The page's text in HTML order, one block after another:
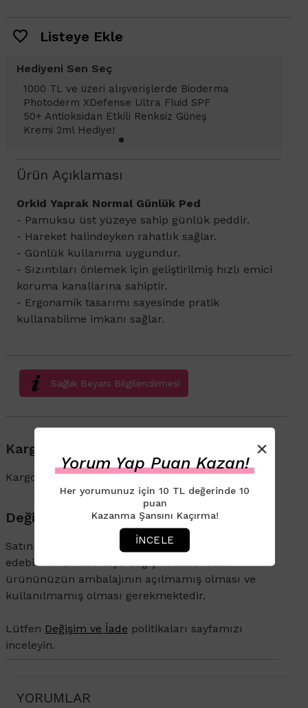
Listeye Ekle
Hediyeni Sen Seç
1000 TL ve üzeri alışverişlerinizde
Bioderma Photoderm XDefense Ultra
Fluid SPF 50+ Antioksidan Renkli Güneş
Kremi Light 2ml hediye!
Ürün Açıklaması
Orkid Yaprak Normal Günlük Ped
​- Pamuksu üst yüzeye sahip günlük peddir.
- Hareket halindeyken rahatlık sağlar.
- Günlük kullanıma uygundur.
- Sızıntıları önlemek için geliştirilmiş hızlı emici
koruma kanallarına sahiptir.
- Ergonamik tasarımı sayesinde pratik
kullanabilme imkanı sağlar.
Sağlık Beyanı Bilgilendirmesi
Kargo & Teslimat
Kargo ve İade süreçleriyle ilgili bilgi içintıklayın
Değişim & İade
Satın aldığınız ürünü 14 gün içerisinde iade
edebilirsiniz. İade veya değişim talebi olan
ürününüzün ambalajının açılmamış olması ve
kullanılmamış olması gerekmektedir.
Lütfen Değişim ve İade politikaları sayfamızı
inceleyin.
YORUMLAR
×
Yorum Yap Puan Kazan!
Her yorumunuz için 10 TL değerinde 10
puan
Kazanma Şansını Kaçırma!
İNCELE